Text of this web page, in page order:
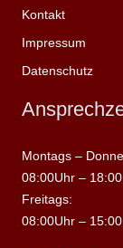
Kontakt
Impressum
Datenschutz
Montags –
08:00Uhr –
Freitags:
08:00Uhr –